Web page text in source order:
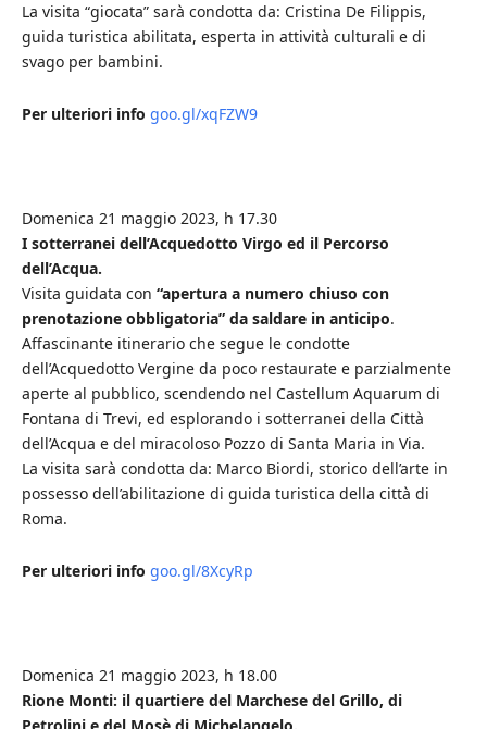
La visita “giocata” sarà condotta da: Cristina De Filippis,
guida turistica abilitata, esperta in attività culturali e di
svago per bambini.
Per ulteriori info goo.gl/xqFZW9
Domenica 21 maggio 2023, h 17.30
I sotterranei dell’Acquedotto Virgo ed il Percorso
dell’Acqua.
Visita guidata con “apertura a numero chiuso con
prenotazione obbligatoria” da saldare in anticipo.
Affascinante itinerario che segue le condotte
dell’Acquedotto Vergine da poco restaurate e parzialmente
aperte al pubblico, scendendo nel Castellum Aquarum di
Fontana di Trevi, ed esplorando i sotterranei della Città
dell’Acqua e del miracoloso Pozzo di Santa Maria in Via.
La visita sarà condotta da: Marco Biordi, storico dell’arte in
possesso dell’abilitazione di guida turistica della città di
Roma.
Per ulteriori info goo.gl/8XcyRp
Domenica 21 maggio 2023, h 18.00
Rione Monti: il quartiere del Marchese del Grillo, di